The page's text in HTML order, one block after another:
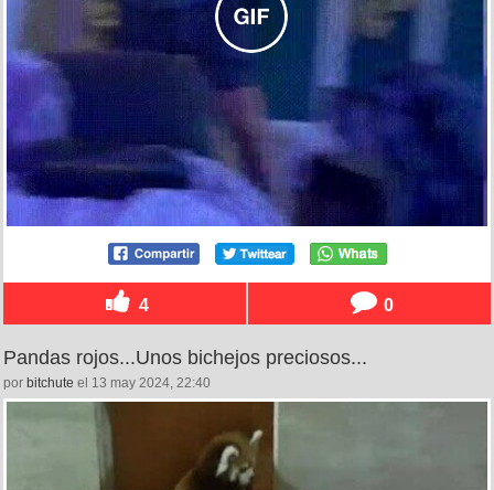
4 0
Pandas rojos...Unos bichejos preciosos...
por bitchute el 13 may 2024, 22:40